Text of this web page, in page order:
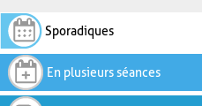
Sporadiques
En plusieurs séances